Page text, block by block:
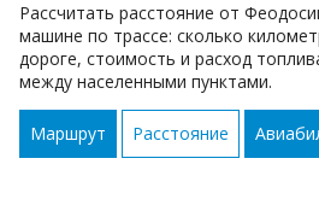
Рассчитать расстояние от
машине по трассе: сколько
дороге, стоимость и расход
между населенными пунктами.
Маршрут Расстояние